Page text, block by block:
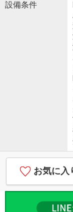
設備条件
お気に入